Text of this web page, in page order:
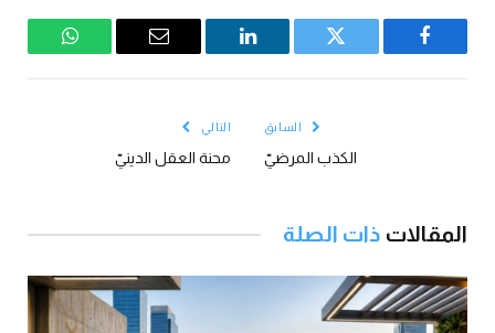
فيسبوك تويتر لينكدإن
البريد
واتساب
السابق
الكذب المرضيّ
التالي
محنة العقل الدينيّ
المقالات ذات الصلة